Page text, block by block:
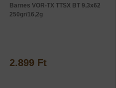
Barnes VOR-TX TTSX BT 9,3x62
250gr/16,2g
2.899 Ft